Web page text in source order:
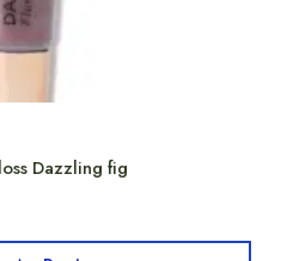
Dazzling fig